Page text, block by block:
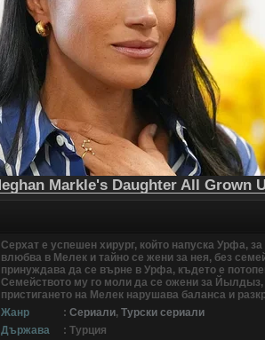
Серхат е успешен хирург, който напуска Урфа,
влюбва в Мелек и тайно се жени за нея, без
принуждава да се върне в Урфа, където е
Семейството му го моли да се ожени за
пристигането на Мелек нарушава баланса и
Жанр
: Сериали, Турски сериали
Държава
: Турция